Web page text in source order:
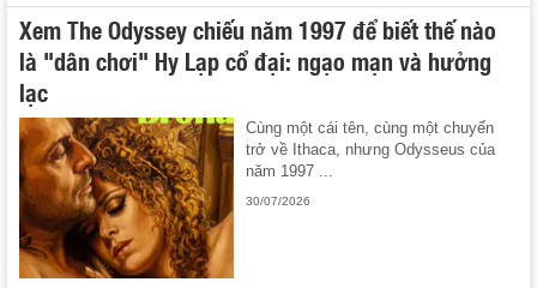
Xem The Odyssey chiếu năm 1997 để biết thế nào
là "dân chơi" Hy Lạp cổ đại: ngạo mạn và hưởng
lạc
Cùng một cái tên, cùng một chuyến
trở về Ithaca, nhưng Odysseus của
năm 1997 ...
30/07/2026